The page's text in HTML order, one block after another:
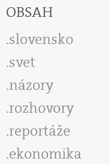
OBSAH
slovensko
svet
názory
rozhovory
reportáže
ekonomika